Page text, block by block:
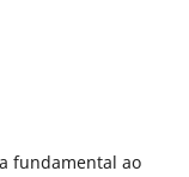
fundamental ao